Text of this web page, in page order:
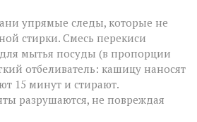
упрямые следы, которые не
стирки. Смесь перекиси
мытья посуды (в пропорции
отбеливатель: кашицу наносят
15 минут и стирают.
разрушаются, не повреждая